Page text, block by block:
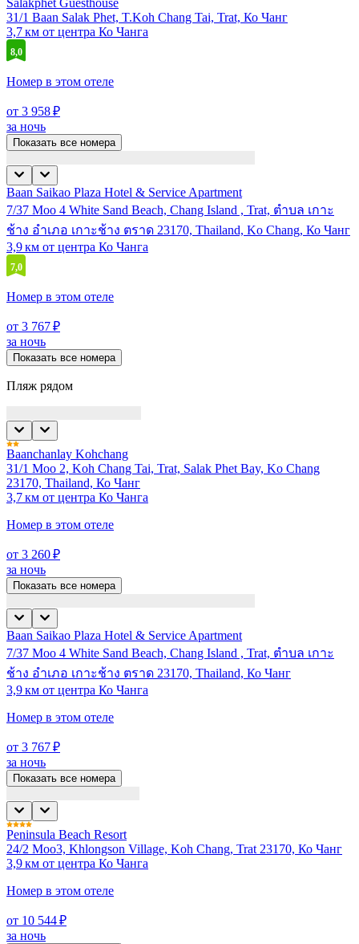
31/1 Baan Salak Phet, T.Koh Chang Tai, Trat, Ко Чанг
3,7 км от центра Ко Чанга
8,0
Номер в этом отеле
от 3 958 ₽
за ночь
Показать все номера
Baan Saikao Plaza Hotel & Service Apartment
7/37 Moo 4 White Sand Beach, Chang Island , Trat, ตำบล เกาะ
ช้าง อำเภอ เกาะช้าง ตราด 23170, Thailand, Ko Chang, Ко Чанг
3,9 км от центра Ко Чанга
7,0
Номер в этом отеле
от 3 767 ₽
за ночь
Показать все номера
Пляж рядом
Baanchanlay Kohchang
31/1 Moo 2, Koh Chang Tai, Trat, Salak Phet Bay, Ko Chang
23170, Thailand, Ко Чанг
3,7 км от центра Ко Чанга
Номер в этом отеле
от 3 260 ₽
за ночь
Показать все номера
Baan Saikao Plaza Hotel & Service Apartment
7/37 Moo 4 White Sand Beach, Chang Island , Trat, ตำบล เกาะ
ช้าง อำเภอ เกาะช้าง ตราด 23170, Thailand, Ко Чанг
3,9 км от центра Ко Чанга
Номер в этом отеле
от 3 767 ₽
за ночь
Показать все номера
Peninsula Beach Resort
24/2 Moo3, Khlongson Village, Koh Chang, Trat 23170, Ко Чанг
3,9 км от центра Ко Чанга
Номер в этом отеле
от 10 544 ₽
за ночь